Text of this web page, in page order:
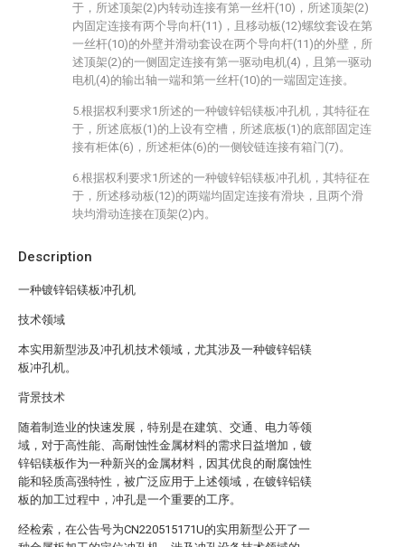
Description
一种镀锌铝镁板冲孔机
技术领域
本实用新型涉及冲孔机技术领域，尤其涉及一种镀锌铝镁
板冲孔机。
背景技术
随着制造业的快速发展，特别是在建筑、交通、电力等领
域，对于高性能、高耐蚀性金属材料的需求日益增加，镀
锌铝镁板作为一种新兴的金属材料，因其优良的耐腐蚀性
能和轻质高强特性，被广泛应用于上述领域，在镀锌铝镁
板的加工过程中，冲孔是一个重要的工序。
经检索，在公告号为CN220515171U的实用新型公开了一
于，所述顶架(2)内转动连接有第一丝杆(10)，所述顶架(2)
内固定连接有两个导向杆(11)，且移动板(12)螺纹套设在第
一丝杆(10)的外壁并滑动套设在两个导向杆(11)的外壁，所
述顶架(2)的一侧固定连接有第一驱动电机(4)，且第一驱动
电机(4)的输出轴一端和第一丝杆(10)的一端固定连接。
5.根据权利要求1所述的一种镀锌铝镁板冲孔机，其特征在
于，所述底板(1)的上设有空槽，所述底板(1)的底部固定连
接有柜体(6)，所述柜体(6)的一侧铰链连接有箱门(7)。
6.根据权利要求1所述的一种镀锌铝镁板冲孔机，其特征在
于，所述移动板(12)的两端均固定连接有滑块，且两个滑
块均滑动连接在顶架(2)内。